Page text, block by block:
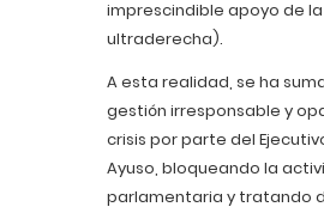
imprescindible apoyo de la
ultraderecha).
A esta realidad, se ha
gestión irresponsable y
crisis por parte del
Ayuso, bloqueando la
parlamentaria y tratando